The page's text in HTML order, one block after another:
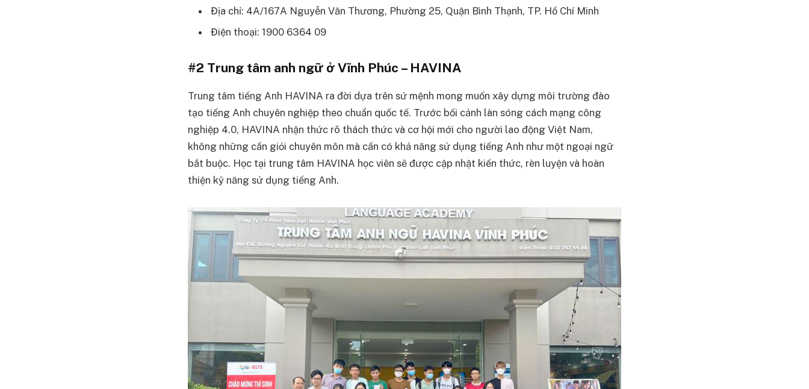
Địa chỉ: 4A/167A Nguyễn Văn Thương, Phường 25, Quận Bình Thạnh, TP. Hồ Chí Minh
Điện thoại: 1900 6364 09
#2 Trung tâm anh ngữ ở Vĩnh Phúc – HAVINA
Trung tâm tiếng Anh HAVINA ra đời dựa trên sứ mệnh mong muốn xây dựng môi trường đào
tạo tiếng Anh chuyên nghiệp theo chuẩn quốc tế. Trước bối cảnh làn sóng cách mạng công
nghiệp 4.0, HAVINA nhận thức rõ thách thức và cơ hội mới cho người lao động Việt Nam,
không những cần giỏi chuyên môn mà cần có khả năng sử dụng tiếng Anh như một ngoại ngữ
bắt buộc. Học tại trung tâm HAVINA học viên sẽ được cập nhật kiến thức, rèn luyện và hoàn
thiện kỹ năng sử dụng tiếng Anh.